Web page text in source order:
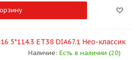
5*114.3 ET38 DIA67.1 Нео-классик
Наличие: Есть в наличии (20)